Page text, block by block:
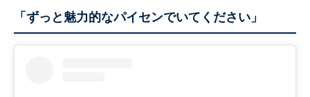
「ずっと魅力的なパイセンでいてください」